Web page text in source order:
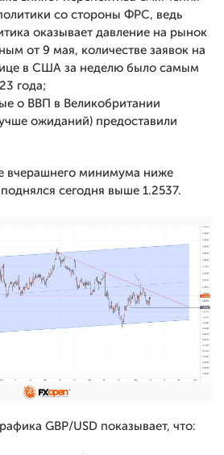
со стороны ФРС, ведь
оказывает давление на рынок
от 9 мая, количестве заявок на
в США за неделю было самым
года;
о ВВП в Великобритании
ожиданий) предоставили
вчерашнего минимума ниже
сегодня выше 1.2537.
GBP/USD показывает, что: